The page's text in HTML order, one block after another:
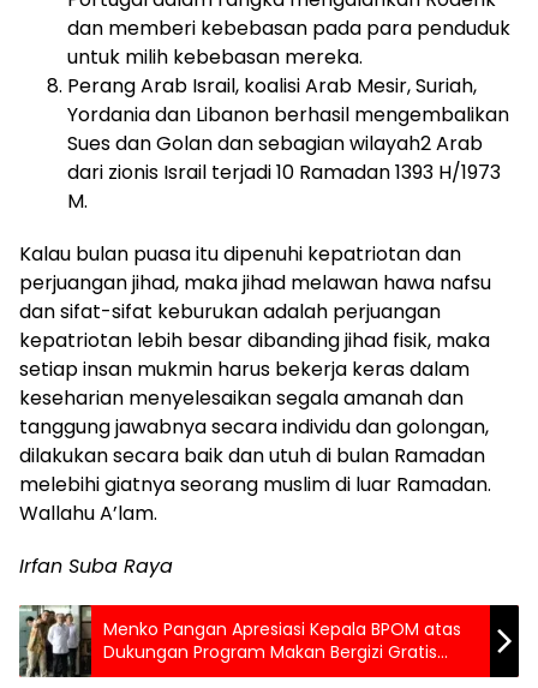
dan memberi kebebasan pada para penduduk
untuk milih kebebasan mereka.
Perang Arab Israil, koalisi Arab Mesir, Suriah,
Yordania dan Libanon berhasil mengembalikan
Sues dan Golan dan sebagian wilayah2 Arab
dari zionis Israil terjadi 10 Ramadan 1393 H/1973
M.
Kalau bulan puasa itu dipenuhi kepatriotan dan
perjuangan jihad, maka jihad melawan hawa nafsu
dan sifat-sifat keburukan adalah perjuangan
kepatriotan lebih besar dibanding jihad fisik, maka
setiap insan mukmin harus bekerja keras dalam
keseharian menyelesaikan segala amanah dan
tanggung jawabnya secara individu dan golongan,
dilakukan secara baik dan utuh di bulan Ramadan
melebihi giatnya seorang muslim di luar Ramadan.
Wallahu A’lam.
Irfan Suba Raya
Menko Pangan Apresiasi Kepala BPOM atas
Dukungan Program Makan Bergizi Gratis
Presiden RI